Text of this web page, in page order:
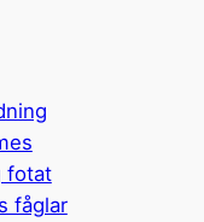
fotat
fåglar